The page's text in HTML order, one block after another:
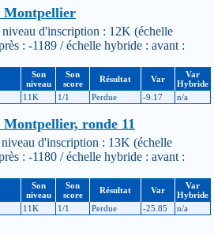
Montpellier
d'inscription : 12K (échelle
: -1189 / échelle hybride : avant :
Son
niveau
Son
score
Résultat Var
Var
Hybride
11K 1/1 Perdue -9.17 n/a
ronde 11
d'inscription : 13K (échelle
: -1180 / échelle hybride : avant :
Son
niveau
Son
score
Résultat Var
Var
Hybride
11K 1/1 Perdue -25.85 n/a